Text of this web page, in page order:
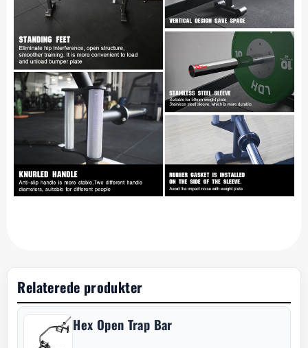
Relaterede produkter
Hex Open Trap Bar